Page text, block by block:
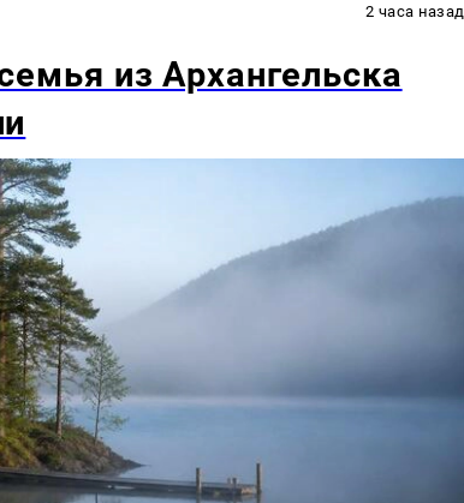
2 часа назад
из Архангельска